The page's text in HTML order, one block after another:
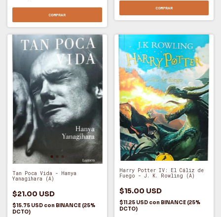
COMPRAR
COMPRAR
Tan Poca Vida - Hanya
Yanagihara (A)
$21.00 USD
$15.75 USD con BINANCE (25%
DCTO)
Harry Potter IV: El Cáliz de
Fuego - J. K. Rowling (A)
$15.00 USD
$11.25 USD con BINANCE (25%
DCTO)